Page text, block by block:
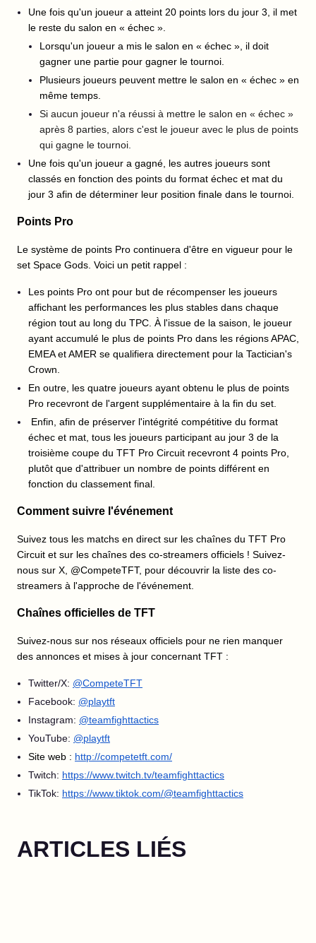
Une fois qu'un joueur a atteint 20 points lors du jour 3, il met
le reste du salon en « échec ».
Lorsqu'un joueur a mis le salon en « échec », il doit
gagner une partie pour gagner le tournoi.
Plusieurs joueurs peuvent mettre le salon en « échec » en
même temps.
Si aucun joueur n'a réussi à mettre le salon en « échec »
après 8 parties, alors c'est le joueur avec le plus de points
qui gagne le tournoi.
Une fois qu'un joueur a gagné, les autres joueurs sont
classés en fonction des points du format échec et mat du
jour 3 afin de déterminer leur position finale dans le tournoi.
Points Pro
Le système de points Pro continuera d'être en vigueur pour le
set Space Gods. Voici un petit rappel :
Les points Pro ont pour but de récompenser les joueurs
affichant les performances les plus stables dans chaque
région tout au long du TPC. À l'issue de la saison, le joueur
ayant accumulé le plus de points Pro dans les régions APAC,
EMEA et AMER se qualifiera directement pour la Tactician's
Crown.
En outre, les quatre joueurs ayant obtenu le plus de points
Pro recevront de l'argent supplémentaire à la fin du set.
Enfin, afin de préserver l'intégrité compétitive du format
échec et mat, tous les joueurs participant au jour 3 de la
troisième coupe du TFT Pro Circuit recevront 4 points Pro,
plutôt que d'attribuer un nombre de points différent en
fonction du classement final.
Comment suivre l'événement
Suivez tous les matchs en direct sur les chaînes du TFT Pro
Circuit et sur les chaînes des co-streamers officiels ! Suivez-
nous sur X, @CompeteTFT, pour découvrir la liste des co-
streamers à l'approche de l'événement.
Chaînes officielles de TFT
Suivez-nous sur nos réseaux officiels pour ne rien manquer
des annonces et mises à jour concernant TFT :
Twitter/X: @CompeteTFT
Facebook: @playtft
Instagram: @teamfighttactics
YouTube: @playtft
Site web : http://competetft.com/
Twitch: https://www.twitch.tv/teamfighttactics
TikTok: https://www.tiktok.com/@teamfighttactics
ARTICLES LIÉS